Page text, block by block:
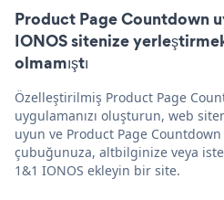
Product Page Countdown
IONOS sitenize
olmamıştı
Özelleştirilmiş Product Page
uygulamanızı oluşturun, web
uyun ve Product Page Countdown
çubuğunuza, altbilginize veya
1&1 IONOS ekleyin bir site.